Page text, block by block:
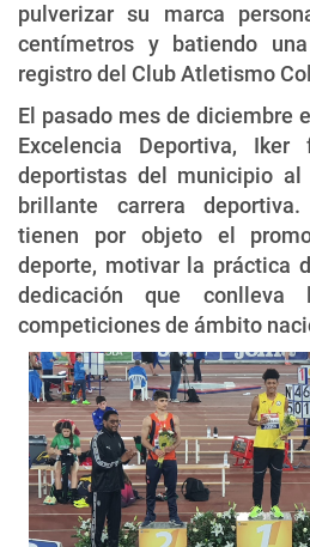
pulverizar su marca
centímetros y batiendo
registro del Club Atletismo
El pasado mes de diciembre
Excelencia Deportiva,
deportistas del municipio al
brillante carrera
tienen por objeto el
deporte, motivar la práctica
dedicación que conlleva
competiciones de ámbito